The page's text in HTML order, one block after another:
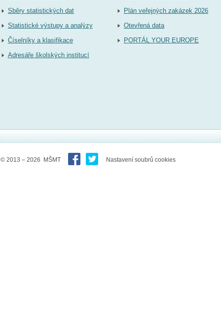
Sběry statistických dat
Statistické výstupy a analýzy
Číselníky a klasifikace
Adresáře školských institucí
Plán veřejných zakázek 2026
Otevřená data
PORTÁL YOUR EUROPE
© 2013 – 2026 MŠMT Nastavení soubrů cookies